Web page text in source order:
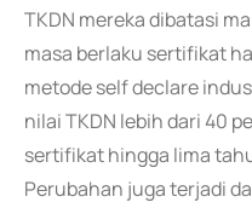
TKDN mereka dibatasi
masa berlaku sertifikat
metode self declare
nilai TKDN lebih dari 40
sertifikat hingga lima
Perubahan juga terjadi